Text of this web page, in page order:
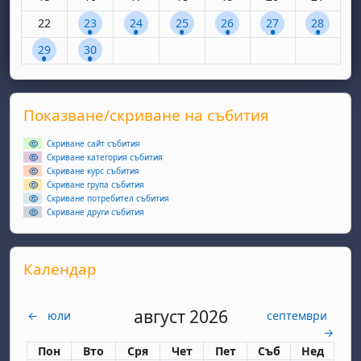
Няма събития, понеделник, 22 септември
22 1 събитие, вторник, 23 септември
23 1 събитие, сряда, 24 септември
24 1 събитие, четвъртък, 25
25 1 събитие, петък, 26
26 1 събитие,
27 128
1 събитие, понеделник, 29 септември
29 1 събитие, вторник, 30 септември
30
Supplementary blocks
Прескочи Показване/скриване на събития
Показване/скриване на събития
Скриване сайт събития
Скриване категория събития
Скриване курс събития
Скриване група събития
Скриване потребител събития
Скриване други събития
Прескочи Календар
Календар
← юли август 2026
септември
→
Понеделник
Пон вторник
Вто сряда
Сря четвъртък
Чет петък
Пет събота
Съб неделя
Нед